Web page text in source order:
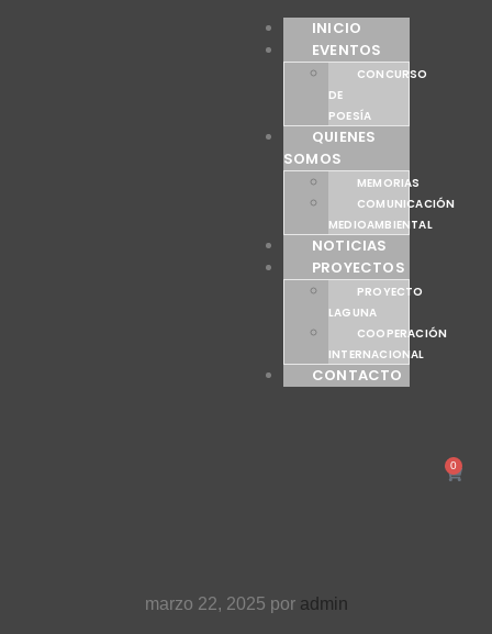
INICIO
EVENTOS
CONCURSO
DE
POESÍA
QUIENES
SOMOS
MEMORIAS
COMUNICACIÓN
MEDIOAMBIENTAL
NOTICIAS
PROYECTOS
PROYECTO
LAGUNA
COOPERACIÓN
INTERNACIONAL
CONTACTO
0
marzo 22, 2025 por admin